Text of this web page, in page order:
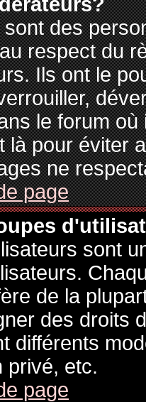
des
respect du
Ils ont le
le forum
là pour éviter
ne
page
sont
de la
des droits
différents
privé, etc.
page